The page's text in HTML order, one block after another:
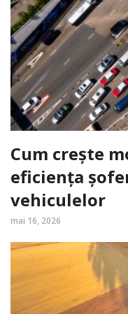
Cum crește
eficiența
vehiculelor
mai 16, 2026